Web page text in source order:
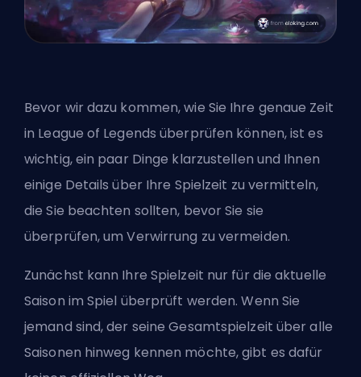
Bevor wir dazu kommen, wie Sie Ihre genaue Zeit
in League of Legends überprüfen können, ist es
wichtig, ein paar Dinge klarzustellen und Ihnen
einige Details über Ihre Spielzeit zu vermitteln,
die Sie beachten sollten, bevor Sie sie
überprüfen, um Verwirrung zu vermeiden.
Zunächst kann Ihre Spielzeit nur für die aktuelle
Saison im Spiel überprüft werden. Wenn Sie
jemand sind, der seine Gesamtspielzeit über alle
Saisonen hinweg kennen möchte, gibt es dafür